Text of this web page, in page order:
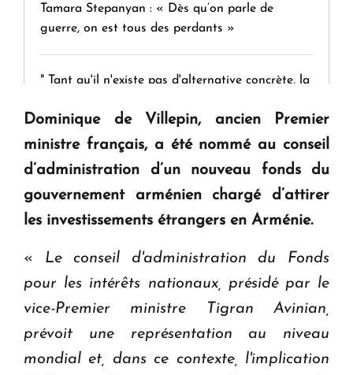
Tamara Stepanyan : « Dès qu’on parle de
guerre, on est tous des perdants »
" Tant qu'il n'existe pas d'alternative concrète, la
KASA : 30 ans d'audace, de résilience et d'avenir
en Arménie
Le premier hôtel Hyatt Regency d'Arménie
Dominique de Villepin, ancien Premier
ministre français, a été nommé au conseil
d’administration d’un nouveau fonds du
gouvernement arménien chargé d’attirer
les investissements étrangers en Arménie.
« Le conseil d'administration du Fonds
pour les intérêts nationaux, présidé par le
vice-Premier ministre Tigran Avinian,
prévoit une représentation au niveau
mondial et, dans ce contexte, l'implication